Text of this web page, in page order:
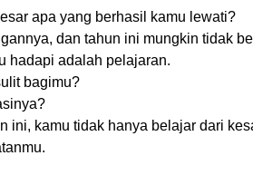
apa yang berhasil kamu lewati?
dan tahun ini mungkin tidak
hadapi adalah pelajaran.
bagimu?
ini, kamu tidak hanya belajar dari